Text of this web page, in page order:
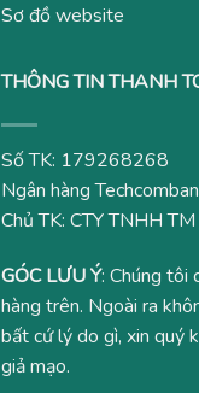
Sơ đồ website
THÔNG TIN THANH
Số TK: 179268268
Ngân hàng
Chủ TK: CTY TNHH
GÓC LƯU Ý: Chúng tôi
hàng trên. Ngoài ra
bất cứ lý do gì, xin quý
giả mạo.